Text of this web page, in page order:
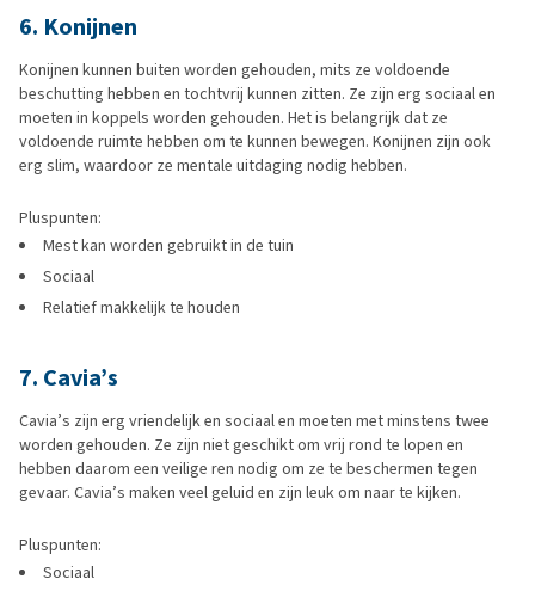
6. Konijnen
Konijnen kunnen buiten worden gehouden, mits ze voldoende
beschutting hebben en tochtvrij kunnen zitten. Ze zijn erg sociaal en
moeten in koppels worden gehouden. Het is belangrijk dat ze
voldoende ruimte hebben om te kunnen bewegen. Konijnen zijn ook
erg slim, waardoor ze mentale uitdaging nodig hebben.
Pluspunten:
Mest kan worden gebruikt in de tuin
Sociaal
Relatief makkelijk te houden
7. Cavia’s
Cavia’s zijn erg vriendelijk en sociaal en moeten met minstens twee
worden gehouden. Ze zijn niet geschikt om vrij rond te lopen en
hebben daarom een veilige ren nodig om ze te beschermen tegen
gevaar. Cavia’s maken veel geluid en zijn leuk om naar te kijken.
Pluspunten:
Sociaal